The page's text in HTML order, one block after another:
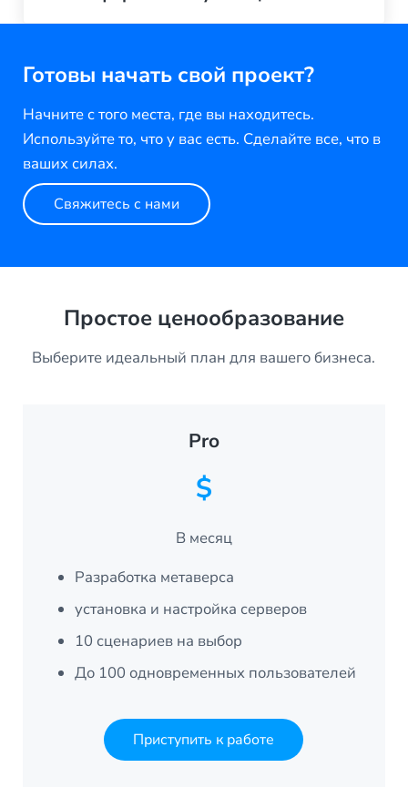
Готовы начать свой проект?
Начните с того места, где вы находитесь.
Используйте то, что у вас есть. Сделайте все, что в
ваших силах.
Свяжитесь с нами
Простое ценообразование
Выберите идеальный план для вашего бизнеса.
Pro
$
В месяц
Разработка метаверса
установка и настройка серверов
10 сценариев на выбор
До 100 одновременных пользователей
Приступить к работе